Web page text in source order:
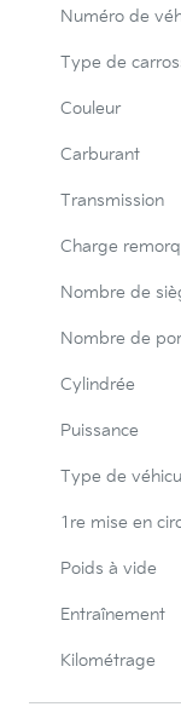
Numéro de
Type de
Couleur
Carburant
Transmission
Charge
Nombre de
Nombre de
Cylindrée
Puissance
Type de
1re mise en
Poids à vide
Entraînement
Kilométrage